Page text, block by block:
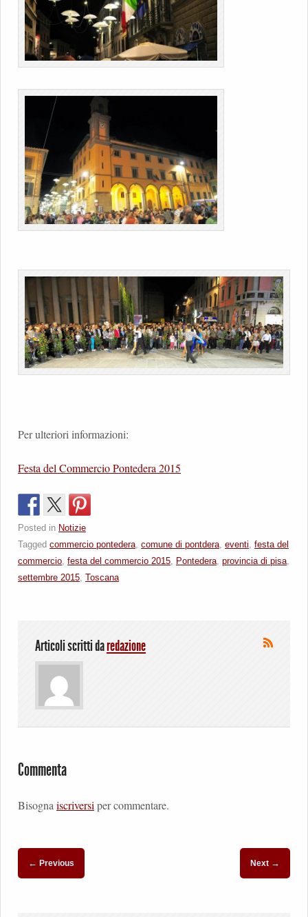
Per ulteriori informazioni:
Festa del Commercio Pontedera 2015
Posted in Notizie
Tagged commercio pontedera comune di pontdera eventi festa del
commercio festa del commercio 2015 Pontedera provincia di pisa
settembre 2015 Toscana
Articoli scritti daredazione
Commenta
Bisogna iscriversi per commentare.
← Previous Next →